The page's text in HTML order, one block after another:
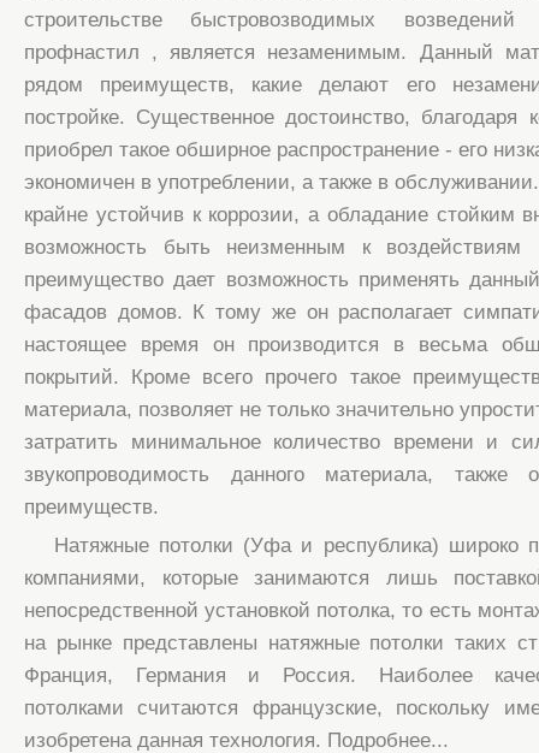
строительстве быстровозводимых
профнастил , является незаменимым. Данный
рядом преимуществ, какие делают его
постройке. Существенное достоинство, благодаря
приобрел такое обширное распространение - его
экономичен в употреблении, а также в
крайне устойчив к коррозии, а обладание стойким
возможность быть неизменным к
преимущество дает возможность применять
фасадов домов. К тому же он располагает
настоящее время он производится в весьма
покрытий. Кроме всего прочего такое
материала, позволяет не только значительно
затратить минимальное количество времени и
звукопроводимость данного материала,
преимуществ.
Натяжные потолки (Уфа и республика) широко
компаниями, которые занимаются лишь
непосредственной установкой потолка, то есть
на рынке представлены натяжные потолки таких
Франция, Германия и Россия. Наиболее
потолками считаются французские, поскольку
изобретена данная технология. Подробнее...